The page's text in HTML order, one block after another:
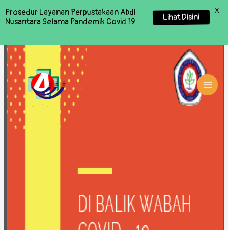
Prosedur Layanan Perpustakaan Abdi
Nusantara Selama Pandemik Covid 19
Lihat Disini
X